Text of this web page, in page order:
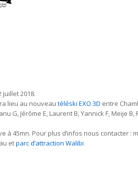
juillet 2018.
lieu au nouveau téléski EXO 3D entre
G, Jérôme E, Laurent B, Yannick F, Meije
à 45mn. Pour plus d’infos nous contacter :
etparc d’attraction Walibi